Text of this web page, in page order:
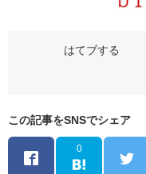
この記事をSNSでシェア
0